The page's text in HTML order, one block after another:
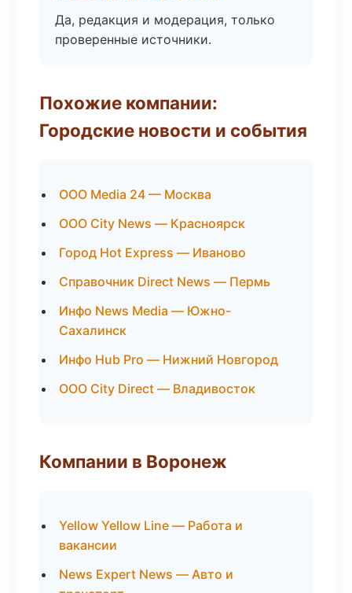
Да, редакция и модерация, только
проверенные источники.
Похожие компании:
Городские новости и события
ООО Media 24 — Москва
ООО City News — Красноярск
Город Hot Express — Иваново
Справочник Direct News — Пермь
Инфо News Media — Южно-
Сахалинск
Инфо Hub Pro — Нижний Новгород
ООО City Direct — Владивосток
Компании в Воронеж
Yellow Yellow Line — Работа и
вакансии
News Expert News — Авто и